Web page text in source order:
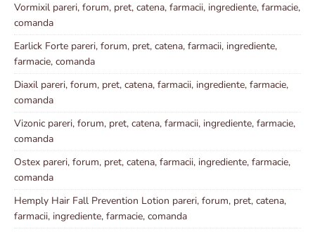
Vormixil pareri, forum, pret, catena, farmacii, ingrediente, farmacie,
comanda
Earlick Forte pareri, forum, pret, catena, farmacii, ingrediente,
farmacie, comanda
Diaxil pareri, forum, pret, catena, farmacii, ingrediente, farmacie,
comanda
Vizonic pareri, forum, pret, catena, farmacii, ingrediente, farmacie,
comanda
Ostex pareri, forum, pret, catena, farmacii, ingrediente, farmacie,
comanda
Hemply Hair Fall Prevention Lotion pareri, forum, pret, catena,
farmacii, ingrediente, farmacie, comanda